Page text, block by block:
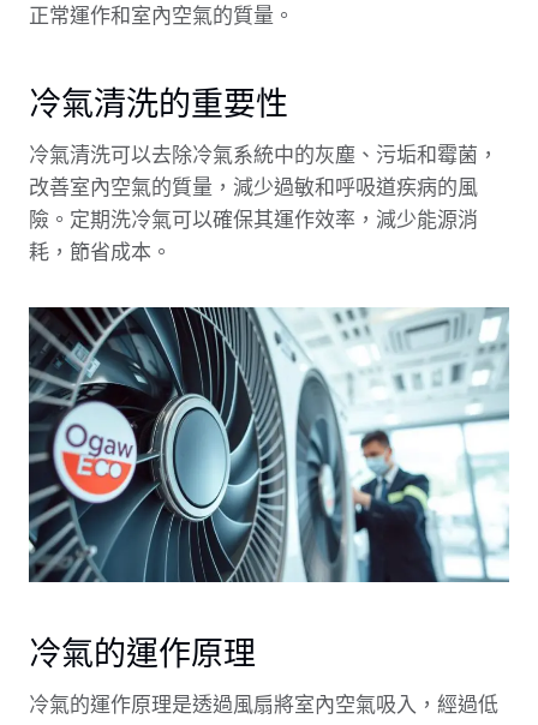
正常運作和室內空氣的質量。
冷氣清洗的重要性
冷氣清洗可以去除冷氣系統中的灰塵、污垢和霉菌，
改善室內空氣的質量，減少過敏和呼吸道疾病的風
險。定期洗冷氣可以確保其運作效率，減少能源消
耗，節省成本。
冷氣的運作原理
冷氣的運作原理是透過風扇將室內空氣吸入，經過低